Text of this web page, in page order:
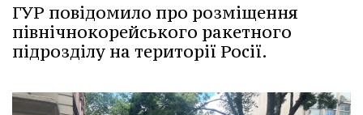
ГУР повідомило про розміщення
північнокорейського ракетного
підрозділу на території Росії.